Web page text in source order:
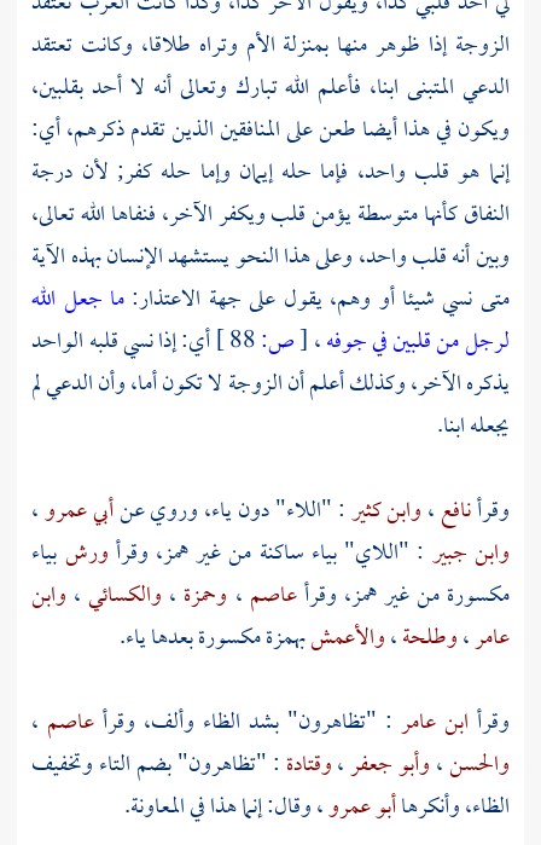
الزوجة إذا ظوهر منها بمنزلة الأم وتراه طلاقا، وكانت تعتقد
الدعي المتبنى ابنا، فأعلم الله تبارك وتعالى أنه لا أحد بقلبين،
ويكون في هذا أيضا طعن على المنافقين الذين تقدم ذكرهم، أي:
إنما هو قلب واحد، فإما حله إيمان وإما حله كفر; لأن درجة
النفاق كأنها متوسطة يؤمن قلب ويكفر الآخر، فنفاها الله تعالى،
وبين أنه قلب واحد، وعلى هذا النحو يستشهد الإنسان بهذه الآية
متى نسي شيئا أو وهم، يقول على جهة الاعتذار:ما جعل الله
لرجل من قلبين في جوفه،[ص:
أي: إذا نسي قلبه الواحد
يذكره الآخر، وكذلك أعلم أن الزوجة لا تكون أما، وأن الدعي لم
يجعله ابنا.
وقرأنافع،وابن كثير: "اللاء" دون ياء، وروي عنأبي عمرو،
وابن جبير : "اللاي" بياء ساكنة من غير همز، وقرأورشبياء
مكسورة من غير همز، وقرأعاصم ، وحمزة ، والكسائي، وابن
عامر،وطلحة،والأعمشبهمزة مكسورة بعدها ياء.
وقرأ ابن عامر : "تظاهرون" بشد الظاء وألف، وقرأعاصم ،
والحسن،وأبو جعفر،وقتادة : "تظاهرون" بضم التاء وتخفيف
الظاء، وأنكرهاأبو عمرو، وقال: إنما هذا في المعاونة.